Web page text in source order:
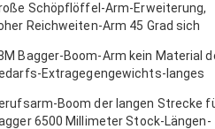
Schöpflöffel-Arm-Erweiterung,
Reichweiten-Arm 45 Grad sich
Bagger-Boom-Arm kein Material
Extragegengewichts-langes
Boom der langen Strecke
6500 Millimeter Stock-Längen-